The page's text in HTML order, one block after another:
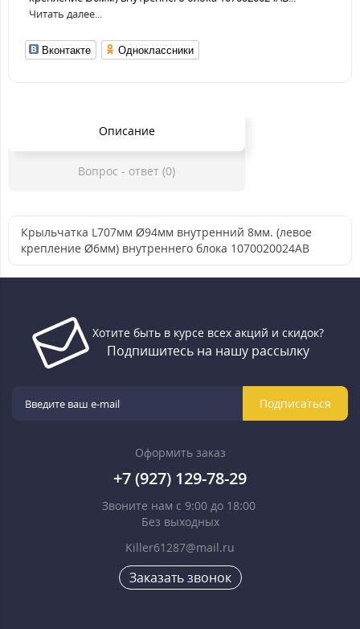
Читать далее...
Вконтакте Одноклассники
Описание
Вопрос - ответ (0)
Крыльчатка L707мм Ø94мм внутренний 8мм. (левое
крепление Ø6мм) внутреннего блока 1070020024AB
Хотите быть в курсе всех акций и скидок?
Подпишитесь на нашу рассылку
Подписаться
Оформить заказ
+7 (927) 129-78-29
Звоните нам с 9:00 до 18:00
Без выходных
Killer61287@mail.ru
Заказать звонок